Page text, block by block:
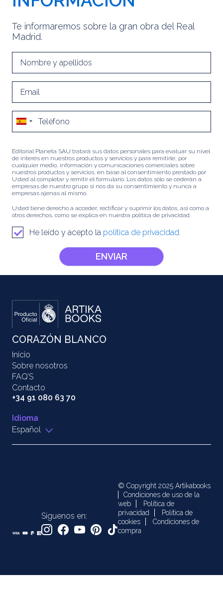
Te informaremos sobre la gran obra del Real
Madrid.
Editorial Planeta SAU tratará sus datos personales para evaluar su nivel
de interés en nuestros productos y servicios y para remitirle, por
cualquier medio, información y comunicaciones comerciales sobre
nuestros productos y servicios, en base al consentimiento prestado por
Usted al completar y remitir el formulario. Los datos sólo se cederán a
empresas de nuestro grupo si nos da su consentimiento y nunca a
empresas ajenas al mismo.
Usted tiene derecho a acceder, rectificar y suprimir los datos, así como a
otros derechos, como se explica en nuestra política de privacidad.
He leído y acepto la política de privacidad.
ENVIAR
CORAZÓN BLANCO
Inicio
Sobre nosotros
FAQ’S
Contacto
+34 91 080 63 70
Idioma
Español
Síguenos en:
© Copyright 2025 Artikabooks
Condiciones de uso de la
web
Política de
privacidad
Política de
cookies
Condiciones de
compra